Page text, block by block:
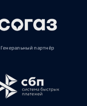
Генеральный партнёр